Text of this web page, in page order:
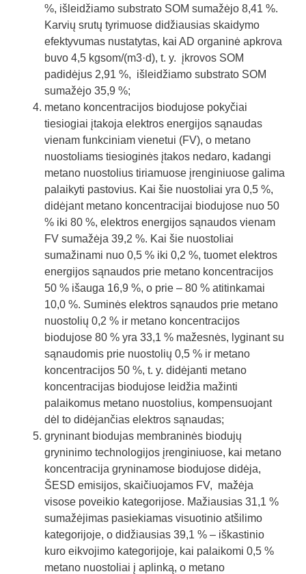
%, išleidžiamo substrato SOM sumažėjo 8,41 %.
Karvių srutų tyrimuose didžiausias skaidymo
efektyvumas nustatytas, kai AD organinė apkrova
buvo 4,5 kgsom/(m3·d), t. y. įkrovos SOM
padidėjus 2,91 %, išleidžiamo substrato SOM
sumažėjo 35,9 %;
metano koncentracijos biodujose pokyčiai
tiesiogiai įtakoja elektros energijos sąnaudas
vienam funkciniam vienetui (FV), o metano
nuostoliams tiesioginės įtakos nedaro, kadangi
metano nuostolius tiriamuose įrenginiuose galima
palaikyti pastovius. Kai šie nuostoliai yra 0,5 %,
didėjant metano koncentracijai biodujose nuo 50
% iki 80 %, elektros energijos sąnaudos vienam
FV sumažėja 39,2 %. Kai šie nuostoliai
sumažinami nuo 0,5 % iki 0,2 %, tuomet elektros
energijos sąnaudos prie metano koncentracijos
50 % išauga 16,9 %, o prie – 80 % atitinkamai
10,0 %. Suminės elektros sąnaudos prie metano
nuostolių 0,2 % ir metano koncentracijos
biodujose 80 % yra 33,1 % mažesnės, lyginant su
sąnaudomis prie nuostolių 0,5 % ir metano
koncentracijos 50 %, t. y. didėjanti metano
koncentracijas biodujose leidžia mažinti
palaikomus metano nuostolius, kompensuojant
dėl to didėjančias elektros sąnaudas;
gryninant biodujas membraninės biodujų
gryninimo technologijos įrenginiuose, kai metano
koncentracija gryninamose biodujose didėja,
ŠESD emisijos, skaičiuojamos FV, mažėja
visose poveikio kategorijose. Mažiausias 31,1 %
sumažėjimas pasiekiamas visuotinio atšilimo
kategorijoje, o didžiausias 39,1 % – iškastinio
kuro eikvojimo kategorijoje, kai palaikomi 0,5 %
metano nuostoliai į aplinką, o metano